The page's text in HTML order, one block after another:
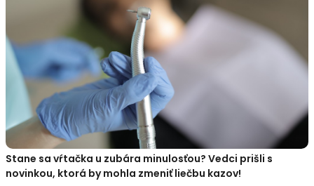
Stane sa vŕtačka u zubára minulosťou? Vedci prišli s
novinkou, ktorá by mohla zmeniť liečbu kazov!